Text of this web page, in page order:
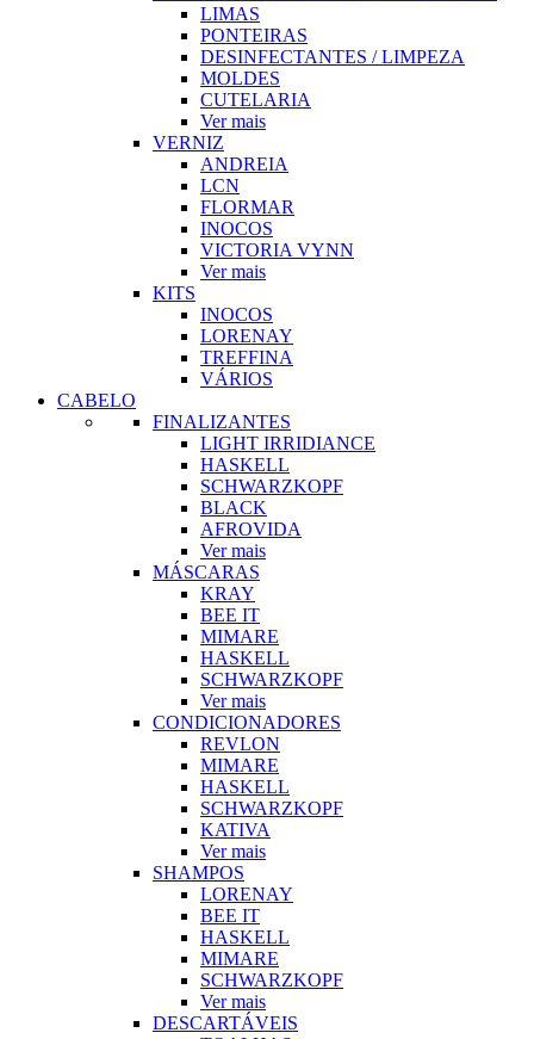
LIMAS
PONTEIRAS
DESINFECTANTES / LIMPEZA
MOLDES
CUTELARIA
Ver mais
VERNIZ
ANDREIA
LCN
FLORMAR
INOCOS
VICTORIA VYNN
Ver mais
KITS
INOCOS
LORENAY
TREFFINA
VÁRIOS
CABELO
FINALIZANTES
LIGHT IRRIDIANCE
HASKELL
SCHWARZKOPF
BLACK
AFROVIDA
Ver mais
MÁSCARAS
KRAY
BEE IT
MIMARE
HASKELL
SCHWARZKOPF
Ver mais
CONDICIONADORES
REVLON
MIMARE
HASKELL
SCHWARZKOPF
KATIVA
Ver mais
SHAMPOS
LORENAY
BEE IT
HASKELL
MIMARE
SCHWARZKOPF
Ver mais
DESCARTÁVEIS